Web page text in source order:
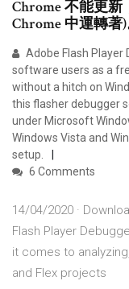
Chrome 不能更新
Chrome 中運轉著)
Adobe Flash Player
software users as a
without a hitch on
this flasher debugger
under Microsoft
Windows Vista and
setup.
6 Comments
14/04/2020 ·
Flash Player
it comes to
and Flex projects